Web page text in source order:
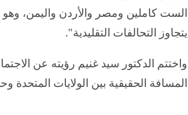
الست كاملين ومصر والأردن واليمن،
يتجاوز التحالفات التقليدية".
واختتم الدكتور سيد غنيم رؤيته عن
المسافة الحقيقية بين الولايات